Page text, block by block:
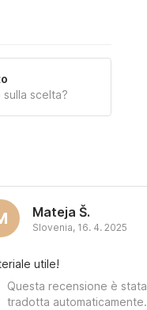
scelta?
Mateja Š.
Slovenia, 16. 4. 2025
utile!
Questa recensione è stata
tradotta automaticamente.